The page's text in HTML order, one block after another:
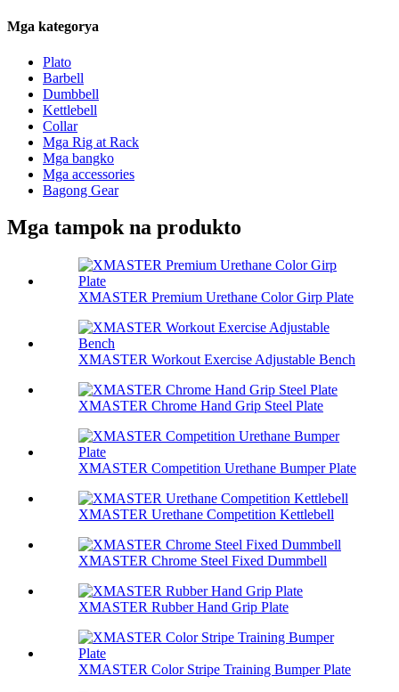
Mga kategorya
Plato
Barbell
Dumbbell
Kettlebell
Collar
Mga Rig at Rack
Mga bangko
Mga accessories
Bagong Gear
Mga tampok na produkto
XMASTER Premium Urethane Color Girp Plate
XMASTER Workout Exercise Adjustable Bench
XMASTER Chrome Hand Grip Steel Plate
XMASTER Competition Urethane Bumper Plate
XMASTER Urethane Competition Kettlebell
XMASTER Chrome Steel Fixed Dummbell
XMASTER Rubber Hand Grip Plate
XMASTER Color Stripe Training Bumper Plate